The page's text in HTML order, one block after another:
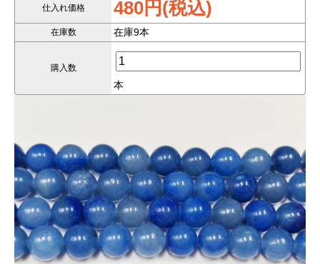
落ち着きのある青色が美しい、
ブルーアベンチュリンは、心を静め、感情のバランスを整える
。
精神を安定させ、冷静な判断力や集中力を高めるサポートスト
☑高品質ならではの美しいブルー
— 落ち着きと上品さを兼ね備えた深い青色が魅力。
☑感情を整えるヒーリングストーン
— 心の乱れを静め、穏やかな気持ちを取り戻すといわれていま
す。
仕入れ価格 480円(税込)
在庫数 在庫9本
購入数
本